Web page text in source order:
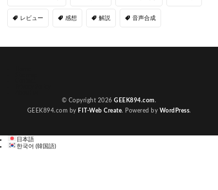
レビュー 感想 解説 音声合成
© Copyright 2026GEEK894.com.
GEEK894.com by FIT-Web Create. Powered by WordPress.
日本語
한국어 (韓国語)